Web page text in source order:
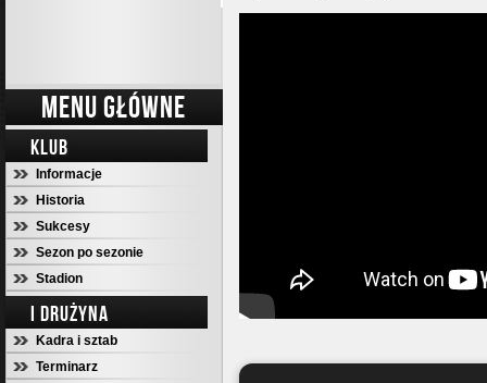
MENU GŁÓWNE
KLUB
Informacje
Historia
Sukcesy
Sezon po sezonie
Stadion
I DRUŻYNA
Kadra i sztab
Terminarz